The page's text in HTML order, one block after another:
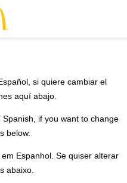
si quiere cambiar el
aquí abajo.
if you want to change
below.
Espanhol. Se quiser alterar
abaixo.